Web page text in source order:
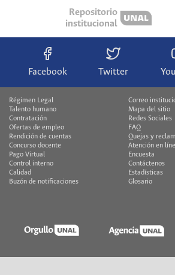
Repositorio
institucional
Facebook Twitter
Régimen Legal
Talento humano
Contratación
Ofertas de empleo
Rendición de cuentas
Concurso docente
Pago Virtual
Control interno
Calidad
Buzón de notificaciones
Correo
Mapa del sitio
Redes Sociales
FAQ
Quejas y
Atención en
Encuesta
Contáctenos
Estadísticas
Glosario